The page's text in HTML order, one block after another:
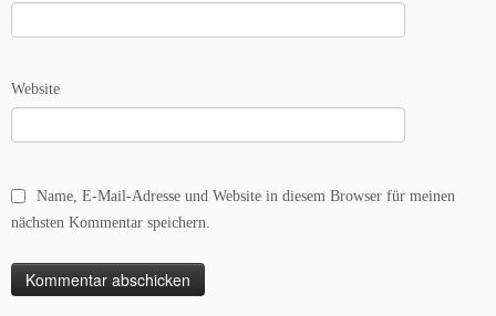
Website
Name, E-Mail-Adresse und Website in diesem Browser für meinen
nächsten Kommentar speichern.